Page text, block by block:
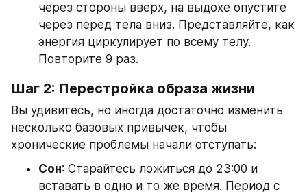
через стороны вверх, на выдохе опустите
через перед тела вниз. Представляйте, как
энергия циркулирует по всему телу.
Повторите 9 раз.
Шаг 2: Перестройка образа жизни
Вы удивитесь, но иногда достаточно изменить
несколько базовых привычек, чтобы
хронические проблемы начали отступать:
Сон: Старайтесь ложиться до 23:00 и
вставать в одно и то же время. Период с